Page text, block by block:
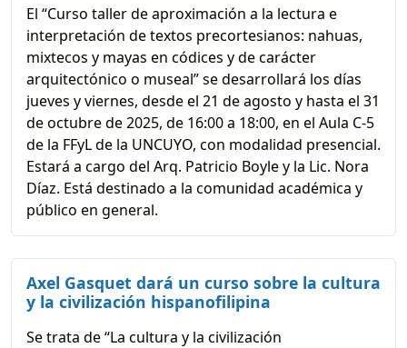
El “Curso taller de aproximación a la lectura e
interpretación de textos precortesianos: nahuas,
mixtecos y mayas en códices y de carácter
arquitectónico o museal” se desarrollará los días
jueves y viernes, desde el 21 de agosto y hasta el 31
de octubre de 2025, de 16:00 a 18:00, en el Aula C-5
de la FFyL de la UNCUYO, con modalidad presencial.
Estará a cargo del Arq. Patricio Boyle y la Lic. Nora
Díaz. Está destinado a la comunidad académica y
público en general.
Axel Gasquet dará un curso sobre la cultura
y la civilización hispanofilipina
Se trata de “La cultura y la civilización